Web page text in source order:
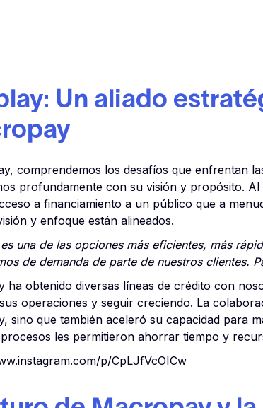
Un aliado
comprendemos los desafíos que enfrentan
profundamente con su visión y propósito.
a financiamiento a un público que a
y enfoque están alineados.
es una de las opciones más eficientes, más
de demanda de parte de nuestros clientes.
ha obtenido diversas líneas de crédito con
operaciones y seguir creciendo. La
sino que también aceleró su capacidad para
les permitieron ahorrar tiempo y
p/CpLJfVcOICw